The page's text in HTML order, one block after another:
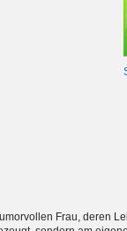
Frau, deren